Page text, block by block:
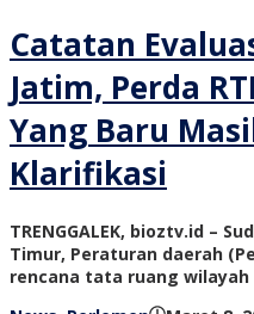
Catatan
Jatim, Perda
Yang Baru
Klarifikasi
TRENGGALEK, bioztv.id –
Timur, Peraturan daerah
rencana tata ruang wilayah